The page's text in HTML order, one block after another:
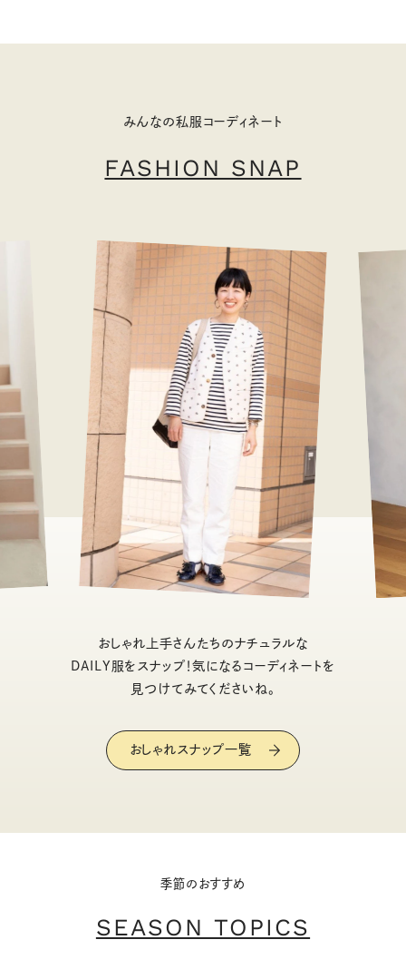
みんなの私服コーディネート
FASHION SNAP
おしゃれ上手さんたちのナチュラルな
DAILY服をスナップ！気になるコーディネートを
見つけてみてくださいね。
おしゃれスナップ一覧
季節のおすすめ
SEASON TOPICS